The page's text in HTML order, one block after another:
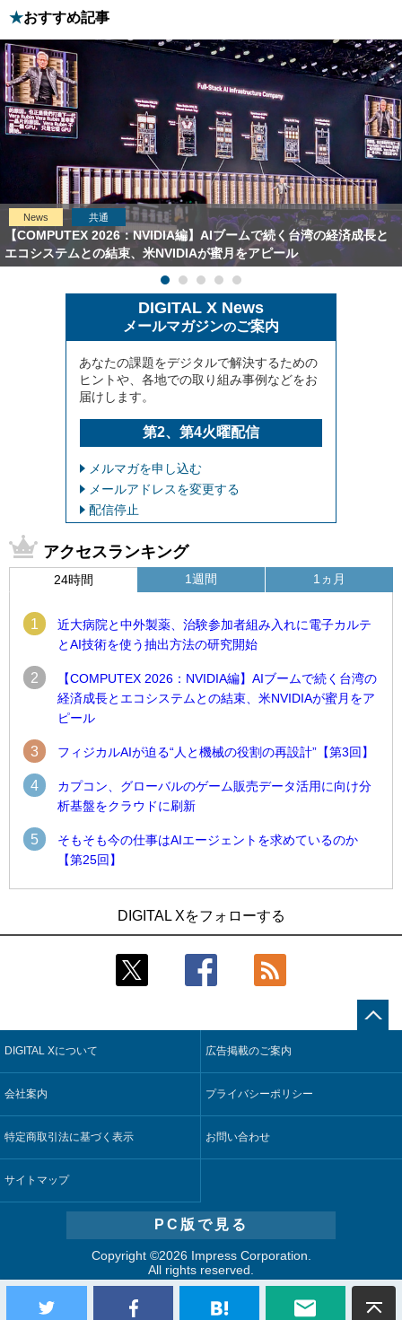
おすすめ記事
News 共通
【COMPUTEX 2026：NVIDIA編】AIブームで続く台湾の経済成長と
エコシステムとの結束、米NVIDIAが蜜月をアピール
DIGITAL X News
メールマガジンのご案内
あなたの課題をデジタルで解決するための
ヒントや、各地での取り組み事例などをお
届けします。
第2、第4火曜配信
メルマガを申し込む
メールアドレスを変更する
配信停止
アクセスランキング
24時間
1
近大病院と中外製薬、治験参加者組み入れに電子カルテ
とAI技術を使う抽出方法の研究開始
2
【COMPUTEX 2026：NVIDIA編】AIブームで続く台湾の
経済成長とエコシステムとの結束、米NVIDIAが蜜月をア
ピール
3 フィジカルAIが迫る“人と機械の役割の再設計”【第3回】
4
カプコン、グローバルのゲーム販売データ活用に向け分
析基盤をクラウドに刷新
5
そもそも今の仕事はAIエージェントを求めているのか
【第25回】
1週間
技術を使う抽出方法の研究開始
Umios、消費者起点の販売計画策定に向けたAIシステムを本格
コスモ石油、製油所の設備点検への四足歩行ロボット利用を
5 フィジカルAIが迫る“人と機械の役割の再設計”【第3回】
1ヵ月
合基盤を本格稼働
鹿島建設、鋼管柱へのコンクリート充填時の異常を検出する
AIを遠隔監視システムに実装
そもそも今の仕事はAIエージェントを求めているのか【第25
5
製造業の現場の暗黙知を組織横断で活用するためのナレッジ
管理基盤、LIGHTzが提供
DIGITAL Xをフォローする
DIGITAL Xについて 広告掲載のご案内
会社案内 プライバシーポリシー
特定商取引法に基づく表示 お問い合わせ
サイトマップ
PC版で見る
Copyright ©2026 Impress Corporation.
All rights reserved.